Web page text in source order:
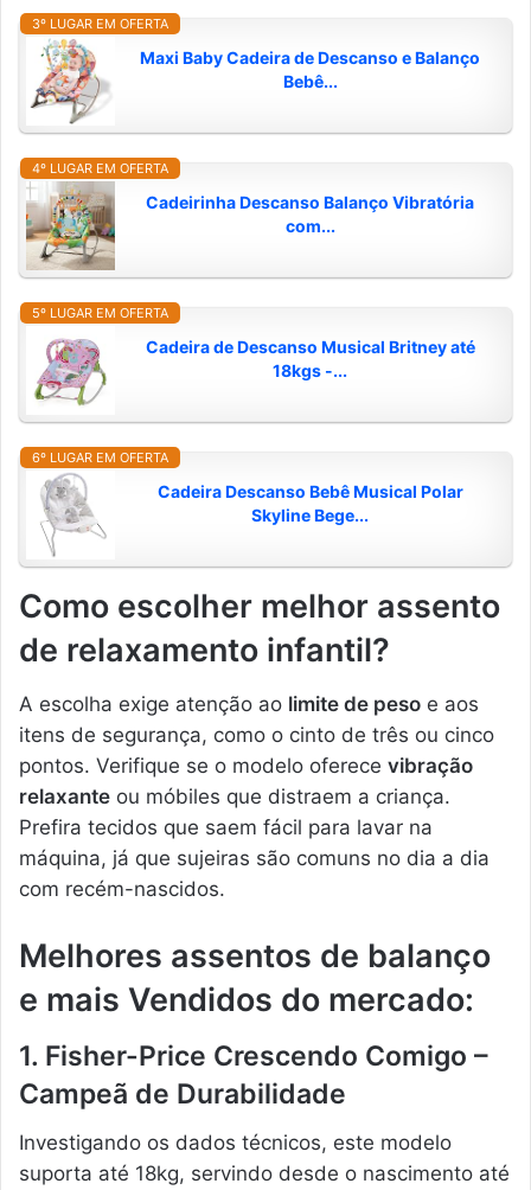
3º LUGAR EM OFERTA
Maxi Baby Cadeira de Descanso e Balanço
Bebê...
4º LUGAR EM OFERTA
Cadeirinha Descanso Balanço Vibratória
com...
5º LUGAR EM OFERTA
Cadeira de Descanso Musical Britney até
18kgs -...
6º LUGAR EM OFERTA
Cadeira Descanso Bebê Musical Polar
Skyline Bege...
Como escolher melhor assento
de relaxamento infantil?
A escolha exige atenção ao limite de peso e aos
itens de segurança, como o cinto de três ou cinco
pontos. Verifique se o modelo oferece vibração
relaxante ou móbiles que distraem a criança.
Prefira tecidos que saem fácil para lavar na
máquina, já que sujeiras são comuns no dia a dia
com recém-nascidos.
Melhores assentos de balanço
e mais Vendidos do mercado:
1. Fisher-Price Crescendo Comigo –
Campeã de Durabilidade
Investigando os dados técnicos, este modelo
suporta até 18kg, servindo desde o nascimento até